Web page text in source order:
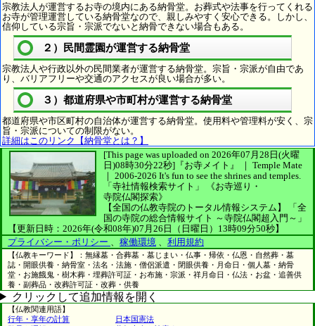
宗教法人が運営するお寺の境内にある納骨堂。お葬式や法事を行ってくれる
お寺が管理運営している納骨堂なので、親しみやすく安心できる。しかし、
信仰している宗旨・宗派でないと納骨できない場合もある。
２）民間霊園が運営する納骨堂
宗教法人や行政以外の民間業者が運営する納骨堂。宗旨・宗派が自由であ
り、バリアフリーや交通のアクセスが良い場合が多い。
３）都道府県や市町村が運営する納骨堂
都道府県や市区町村の自治体が運営する納骨堂。使用料や管理料が安く、宗
旨・宗派についての制限がない。
詳細はこのリンク【納骨堂とは？】
[This page was uploaded on 2026年07月28日(火曜
日)08時30分22秒] 『お寺メイト』 ｜ Temple Mate
｜ 2006-2026 It's fun to see the shrines and temples.
「寺社情報検索サイト」
《お寺巡り・
寺院仏閣探索》
【全国の仏教寺院のトータル情報システム】
「全
国の寺院の総合情報サイト ～寺院仏閣超入門～」
【更新日時：2026年(令和08年)07月26日（日曜日）13時09分50秒】
プライバシー・ポリシー
稼働環境 利用規約
【仏教キーワード】：無縁墓・合葬墓・墓じまい・仏事・帰依・仏恩・自然葬・墓
誌・開眼供養・納骨室・法名・法施・僧侶派遣・閉眼供養・月命日・個人墓・納骨
堂・お施餓鬼・樹木葬・埋葬許可証・お布施・宗派・祥月命日・仏法・お盆・追善供
養・副葬品・改葬許可証・改葬・供養
クリックして追加情報を開く
【仏教関連用語】
行年・享年の計算
日本国憲法